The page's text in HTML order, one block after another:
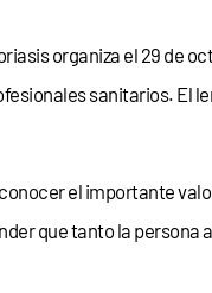
organiza el 29 de
sanitarios. El
el importante
que tanto la